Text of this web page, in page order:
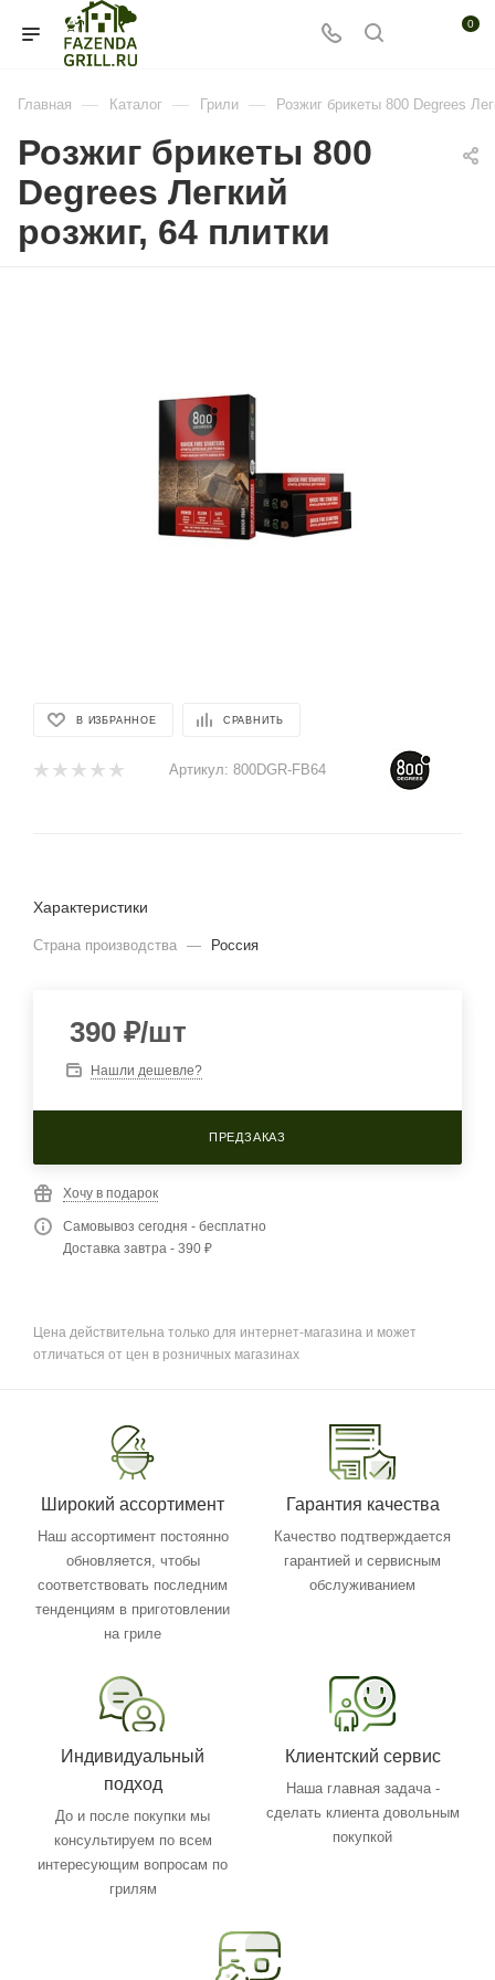
0
Главная — Каталог — Грили — Розжиг брикеты 800 Degrees
Розжиг брикеты 800
Degrees Легкий
розжиг, 64 плитки
В ИЗБРАННОЕ СРАВНИТЬ
Артикул: 800DGR-FB64
Характеристики
Страна производства — Россия
390 ₽/шт
Нашли дешевле?
ПРЕДЗАКАЗ
Хочу в подарок
Самовывоз сегодня - бесплатно
Доставка завтра - 390 ₽
Цена действительна только для интернет-магазина и может
отличаться от цен в розничных магазинах
Широкий ассортимент
Наш ассортимент постоянно
обновляется, чтобы
соответствовать последним
тенденциям в приготовлении
на гриле
Гарантия качества
Качество подтверждается
гарантией и сервисным
обслуживанием
Индивидуальный
подход
До и после покупки мы
консультируем по всем
интересующим вопросам по
грилям
Клиентский сервис
Наша главная задача -
сделать клиента довольным
покупкой